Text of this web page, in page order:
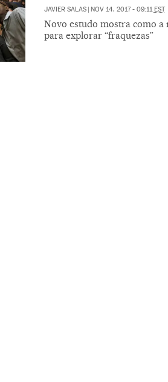
JAVIER SALAS | NOV 14, 2017 - 09:11EST
Novo estudo mostra como a
para explorar “fraquezas”